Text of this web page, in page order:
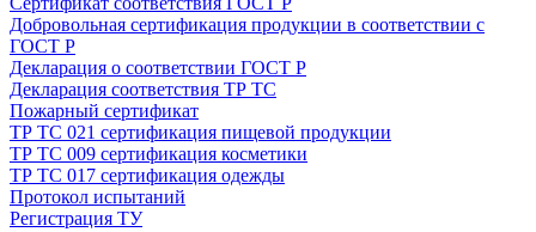
Добровольная сертификация продукции в соответствии с
ГОСТ Р
Декларация о соответствии ГОСТ Р
Декларация соответствия ТР ТС
Пожарный сертификат
ТР ТС 021 сертификация пищевой продукции
ТР ТС 009 сертификация косметики
ТР ТС 017 сертификация одежды
Протокол испытаний
Регистрация ТУ